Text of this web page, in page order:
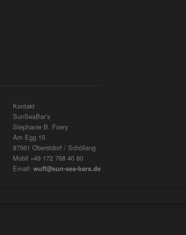
Kontakt
SunSeaBar’s
Stephanie B. Foery
Am Egg 15
87561 Oberstdorf / Schöllang
Mobil +49 172 768 40 80
Email: wuff@sun-sea-bars.de